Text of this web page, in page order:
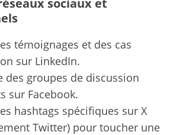
sociaux et
témoignages et des cas
sur LinkedIn.
des groupes de discussion
sur Facebook.
hashtags spécifiques sur X
Twitter) pour toucher une